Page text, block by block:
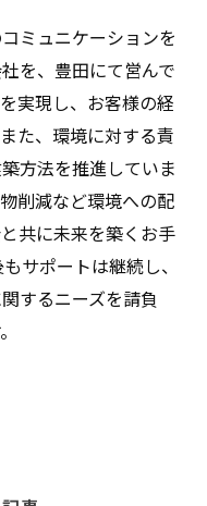
ミュニケーションを
を、豊田にて営んで
実現し、お客様の経
た、環境に対する責
方法を推進していま
削減など環境への配
共に未来を築くお手
サポートは継続し、
するニーズを請負